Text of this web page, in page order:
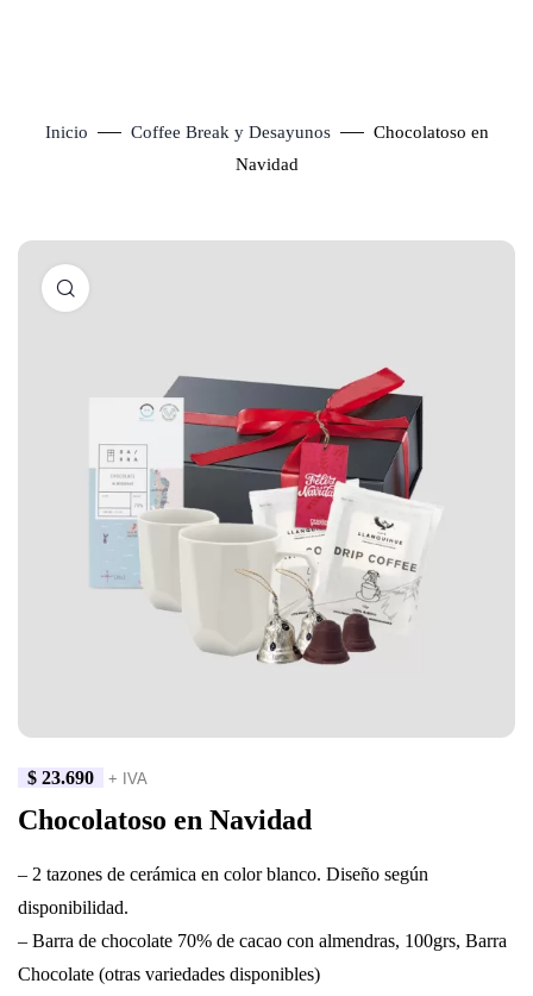
Inicio Coffee Break y Desayunos
Chocolatoso en
Navidad
$ 23.690 + IVA
Chocolatoso en Navidad
– 2 tazones de cerámica en color blanco. Diseño según
disponibilidad.
– Barra de chocolate 70% de cacao con almendras, 100grs, Barra
Chocolate (otras variedades disponibles)